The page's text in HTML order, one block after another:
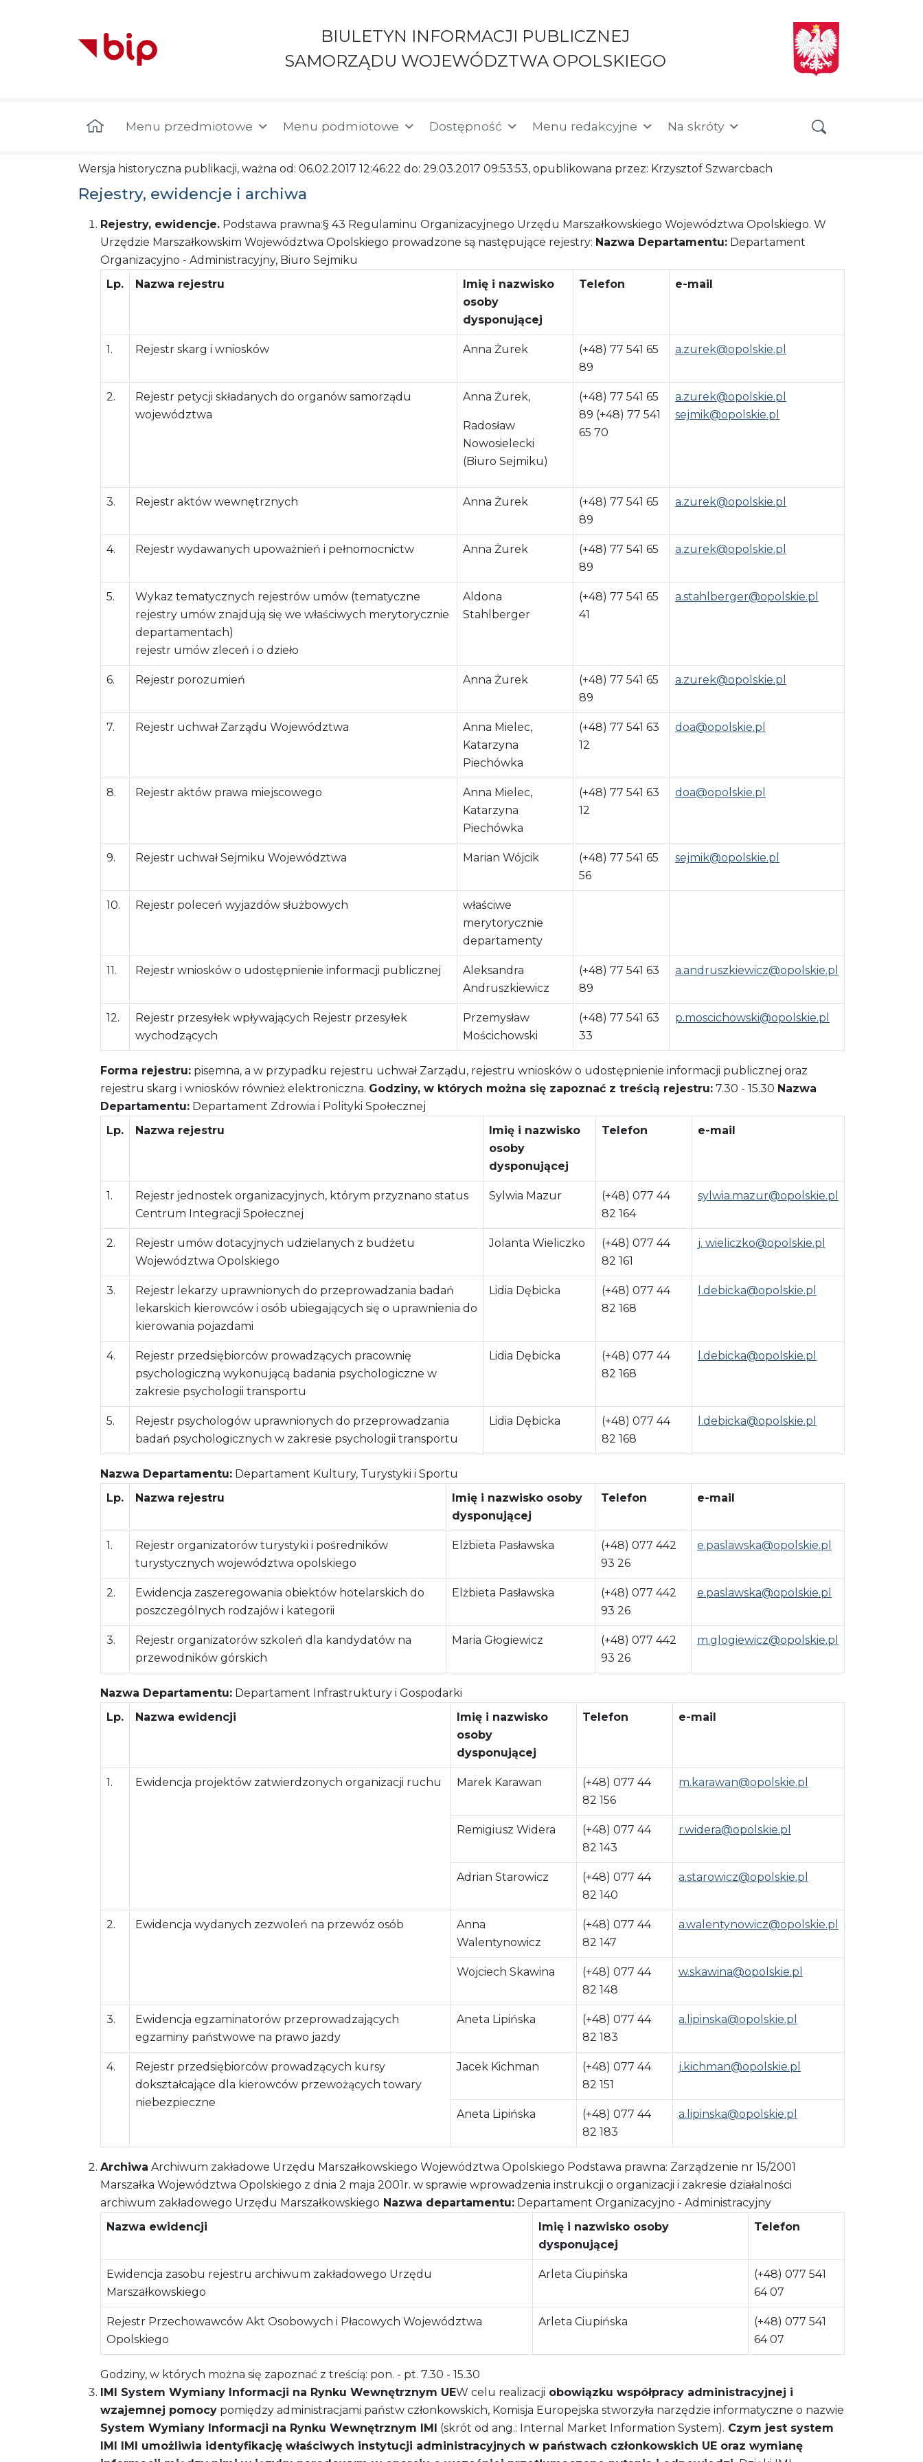
BIULETYN INFORMACJI PUBLICZNEJ
SAMORZĄDU WOJEWÓDZTWA OPOLSKIEGO
Menu przedmiotowe Menu podmiotowe Dostępność Menu redakcyjne Na skróty
Wersja historyczna publikacji, ważna od: 06.02.2017 12:46:22 do: 29.03.2017 09:53:53, opublikowana przez: Krzysztof Szwarcbach
Rejestry, ewidencje i archiwa
Rejestry, ewidencje. Podstawa prawna:§ 43 Regulaminu Organizacyjnego Urzędu Marszałkowskiego Województwa Opolskiego. W
Urzędzie Marszałkowskim Województwa Opolskiego prowadzone są następujące rejestry: Nazwa Departamentu: Departament
Organizacyjno - Administracyjny, Biuro Sejmiku
Lp.
Nazwa rejestru
Imię i nazwisko
osoby
dysponującej
Telefon e-mail
1. Rejestr skarg i wniosków Anna Żurek
(+48) 77 541 65
89
a.zurek@opolskie.pl
2.
Rejestr petycji składanych do organów samorządu
województwa
Anna Żurek,
Radosław
Nowosielecki
(Biuro Sejmiku)
(+48) 77 541 65
89 (+48) 77 541
65 70
a.zurek@opolskie.pl
sejmik@opolskie.pl
3. Rejestr aktów wewnętrznych Anna Żurek
(+48) 77 541 65
89
a.zurek@opolskie.pl
4. Rejestr wydawanych upoważnień i pełnomocnictw Anna Żurek
(+48) 77 541 65
89
a.zurek@opolskie.pl
5.
Wykaz tematycznych rejestrów umów (tematyczne
rejestry umów znajdują się we właściwych merytorycznie
departamentach)
rejestr umów zleceń i o dzieło
Aldona
Stahlberger
(+48) 77 541 65
41
a.stahlberger@opolskie.pl
6. Rejestr porozumień Anna Żurek
(+48) 77 541 65
89
a.zurek@opolskie.pl
7. Rejestr uchwał Zarządu Województwa
Anna Mielec,
Katarzyna
Piechówka
(+48) 77 541 63
12
doa@opolskie.pl
8. Rejestr aktów prawa miejscowego
Anna Mielec,
Katarzyna
Piechówka
(+48) 77 541 63
12
doa@opolskie.pl
9. Rejestr uchwał Sejmiku Województwa Marian Wójcik
(+48) 77 541 65
56
sejmik@opolskie.pl
10. Rejestr poleceń wyjazdów służbowych
właściwe
merytorycznie
departamenty
11. Rejestr wniosków o udostępnienie informacji publicznej
Aleksandra
Andruszkiewicz
(+48) 77 541 63
89
a.andruszkiewicz@opolskie.pl
12.
Rejestr przesyłek wpływających Rejestr przesyłek
wychodzących
Przemysław
Mościchowski
(+48) 77 541 63
33
p.moscichowski@opolskie.pl
Forma rejestru: pisemna, a w przypadku rejestru uchwał Zarządu, rejestru wniosków o udostępnienie informacji publicznej oraz
rejestru skarg i wniosków również elektroniczna. Godziny, w których można się zapoznać z treścią rejestru: 7.30 - 15.30 Nazwa
Departamentu: Departament Zdrowia i Polityki Społecznej
Lp.
Nazwa rejestru
Imię i nazwisko
osoby
dysponującej
Telefon e-mail
1.
Rejestr jednostek organizacyjnych, którym przyznano status
Centrum Integracji Społecznej
Sylwia Mazur
(+48) 077 44
82 164
sylwia.mazur@opolskie.pl
2.
Rejestr umów dotacyjnych udzielanych z budżetu
Województwa Opolskiego
Jolanta Wieliczko
(+48) 077 44
82 161
j. wieliczko@opolskie.pl
3.
Rejestr lekarzy uprawnionych do przeprowadzania badań
lekarskich kierowców i osób ubiegających się o uprawnienia do
kierowania pojazdami
Lidia Dębicka
(+48) 077 44
82 168
l.debicka@opolskie.pl
4.
Rejestr przedsiębiorców prowadzących pracownię
psychologiczną wykonującą badania psychologiczne w
zakresie psychologii transportu
Lidia Dębicka
(+48) 077 44
82 168
l.debicka@opolskie.pl
5.
Rejestr psychologów uprawnionych do przeprowadzania
badań psychologicznych w zakresie psychologii transportu
Lidia Dębicka
(+48) 077 44
82 168
l.debicka@opolskie.pl
Nazwa Departamentu: Departament Kultury, Turystyki i Sportu
Lp.
Nazwa rejestru
Imię i nazwisko osoby
dysponującej
Telefon e-mail
1.
Rejestr organizatorów turystyki i pośredników
turystycznych województwa opolskiego
Elżbieta Pasławska
(+48) 077 442
93 26
e.paslawska@opolskie.pl
2.
Ewidencja zaszeregowania obiektów hotelarskich do
poszczególnych rodzajów i kategorii
Elżbieta Pasławska
(+48) 077 442
93 26
e.paslawska@opolskie.pl
3.
Rejestr organizatorów szkoleń dla kandydatów na
przewodników górskich
Maria Głogiewicz
(+48) 077 442
93 26
m.glogiewicz@opolskie.pl
Nazwa Departamentu: Departament Infrastruktury i Gospodarki
Lp.
Nazwa ewidencji
Imię i nazwisko
osoby
dysponującej
Telefon e-mail
1. Ewidencja projektów zatwierdzonych organizacji ruchu Marek Karawan
(+48) 077 44
82 156
m.karawan@opolskie.pl
Remigiusz Widera
(+48) 077 44
82 143
r.widera@opolskie.pl
Adrian Starowicz
(+48) 077 44
82 140
a.starowicz@opolskie.pl
2. Ewidencja wydanych zezwoleń na przewóz osób
Anna
Walentynowicz
(+48) 077 44
82 147
a.walentynowicz@opolskie.pl
Wojciech Skawina
(+48) 077 44
82 148
w.skawina@opolskie.pl
3.
Ewidencja egzaminatorów przeprowadzających
egzaminy państwowe na prawo jazdy
Aneta Lipińska
(+48) 077 44
82 183
a.lipinska@opolskie.pl
4.
Rejestr przedsiębiorców prowadzących kursy
dokształcające dla kierowców przewożących towary
niebezpieczne
Jacek Kichman
(+48) 077 44
82 151
j.kichman@opolskie.pl
Aneta Lipińska
(+48) 077 44
82 183
a.lipinska@opolskie.pl
Archiwa Archiwum zakładowe Urzędu Marszałkowskiego Województwa Opolskiego Podstawa prawna: Zarządzenie nr 15/2001
Marszałka Województwa Opolskiego z dnia 2 maja 2001r. w sprawie wprowadzenia instrukcji o organizacji i zakresie działalności
archiwum zakładowego Urzędu Marszałkowskiego Nazwa departamentu: Departament Organizacyjno - Administracyjny
Nazwa ewidencji
Imię i nazwisko osoby
dysponującej
Telefon
Ewidencja zasobu rejestru archiwum zakładowego Urzędu
Marszałkowskiego
Arleta Ciupińska
(+48) 077 541
64 07
Rejestr Przechowawców Akt Osobowych i Płacowych Województwa
Opolskiego
Arleta Ciupińska
(+48) 077 541
64 07
Godziny, w których można się zapoznać z treścią: pon. - pt. 7.30 - 15.30
IMI System Wymiany Informacji na Rynku Wewnętrznym UEW celu realizacji obowiązku współpracy administracyjnej i
wzajemnej pomocy pomiędzy administracjami państw członkowskich, Komisja Europejska stworzyła narzędzie informatyczne o nazwie
System Wymiany Informacji na Rynku Wewnętrznym IMI (skrót od ang.: Internal Market Information System). Czym jest system
IMI IMI umożliwia identyfikację właściwych instytucji administracyjnych w państwach członkowskich UE oraz wymianę